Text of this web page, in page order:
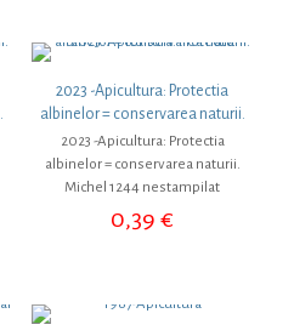
2023 -Apicultura: Protectia
albinelor = conservarea naturii.
2023 -Apicultura: Protectia
albinelor = conservarea naturii.
Michel 1244 nestampilat
0,39€